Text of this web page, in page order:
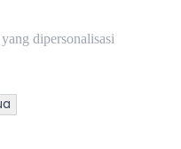
dipersonalisasi